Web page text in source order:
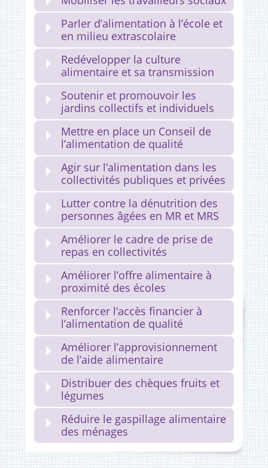
Parler d’alimentation à l’école et
en milieu extrascolaire
Redévelopper la culture
alimentaire et sa transmission
Soutenir et promouvoir les
jardins collectifs et individuels
Mettre en place un Conseil de
l’alimentation de qualité
Agir sur l’alimentation dans les
collectivités publiques et privées
Lutter contre la dénutrition des
personnes âgées en MR et MRS
Améliorer le cadre de prise de
repas en collectivités
Améliorer l’offre alimentaire à
proximité des écoles
Renforcer l’accès financier à
l’alimentation de qualité
Améliorer l’approvisionnement
de l’aide alimentaire
Distribuer des chèques fruits et
légumes
Réduire le gaspillage alimentaire
des ménages